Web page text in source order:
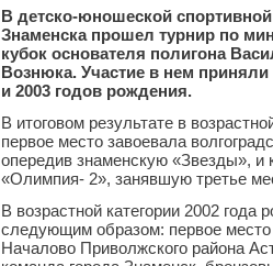
В детско-юношеской
Знаменска прошел турнир по
кубок основателя полигона
Вознюка. Участие в нем
и 2003 годов рождения.
В итоговом результате в
первое место завоевала
опередив знаменскую «Звезды», и
«Олимпия- 2», занявшую третье
В возрастной категории 2002 года
следующим образом: первое
Началово Приволжского района